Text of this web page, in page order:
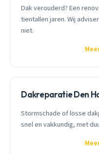
Dak verouderd? Een
tientallen jaren. Wij
niet.
Dakreparatie Den
Stormschade of losse
snel en vakkundig, met